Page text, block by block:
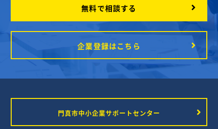
1 3
無料で相談する
企業登録はこちら
門真市中小企業サポートセンター